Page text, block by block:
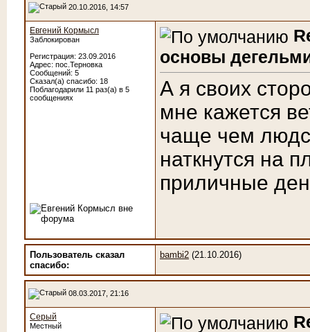
20.10.2016, 14:57
Евгений Кормысл
Заблокирован
Регистрация: 23.09.2016
Адрес: пос.Терновка
Сообщений: 5
Сказал(а) спасибо: 18
Поблагодарили 11 раз(а) в 5
сообщениях
основы
А я своих
мне кажется
чаще чем
наткнутся на
приличные
Пользователь сказал
cпасибо:
bambi2 (21.10.2016)
08.03.2017, 21:16
Серый
Местный